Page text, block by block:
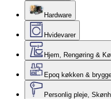
Hardware
Hvidevarer
Hjem, Rengøring &
Epoq køkken &
Personlig pleje,